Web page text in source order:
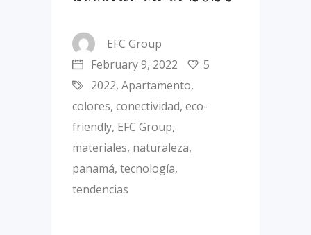
EFC Group
February 9, 2022
5
2022, Apartamento,
colores, conectividad, eco-
friendly, EFC Group,
materiales, naturaleza,
panamá, tecnología,
tendencias